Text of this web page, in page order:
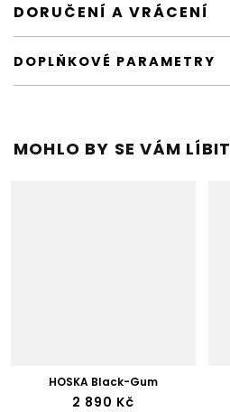
DORUČENÍ A VRÁCENÍ
DOPLŇKOVÉ PARAMETRY
MOHLO BY SE VÁM LÍBIT
HOSKA Black-Gum
2 890 Kč